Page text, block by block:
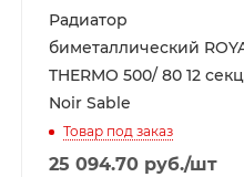
Радиатор
биметаллический
THERMO 500/ 80 12 секц.
Noir Sable
Товар под заказ
25 094.70 руб./шт